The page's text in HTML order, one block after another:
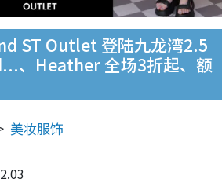
ST Outlet 登陆九龙湾2.5
、Heather 全场3折起、额
美妆服饰